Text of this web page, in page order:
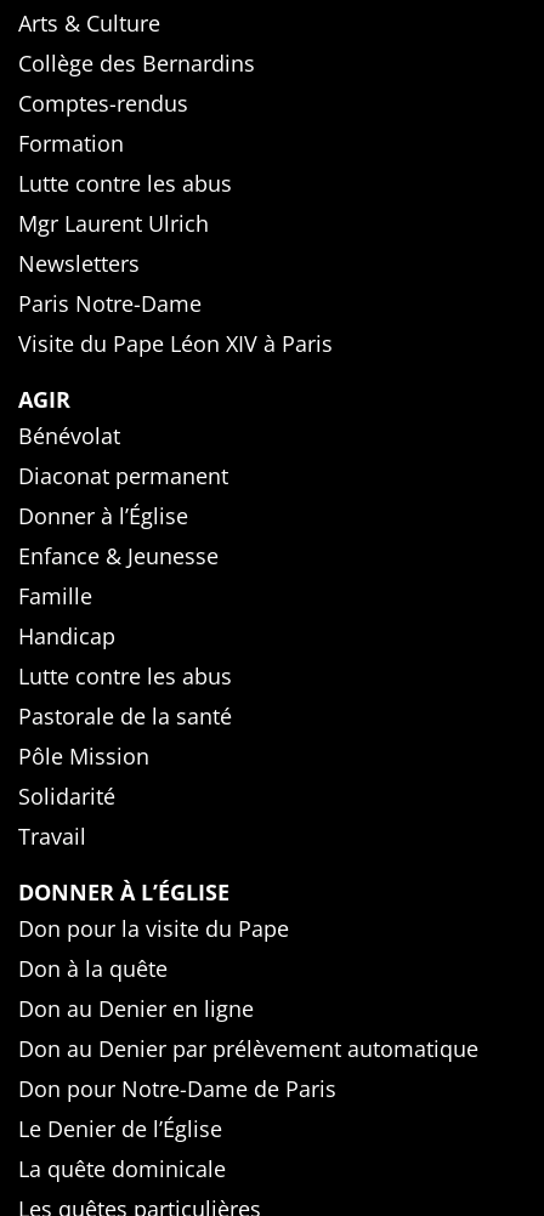
Arts & Culture
Collège des Bernardins
Comptes-rendus
Formation
Lutte contre les abus
Mgr Laurent Ulrich
Newsletters
Paris Notre-Dame
Visite du Pape Léon XIV à Paris
AGIR
Bénévolat
Diaconat permanent
Donner à l’Église
Enfance & Jeunesse
Famille
Handicap
Lutte contre les abus
Pastorale de la santé
Pôle Mission
Solidarité
Travail
DONNER À L’ÉGLISE
Don pour la visite du Pape
Don à la quête
Don au Denier en ligne
Don au Denier par prélèvement automatique
Don pour Notre-Dame de Paris
Le Denier de l’Église
La quête dominicale
Les quêtes particulières